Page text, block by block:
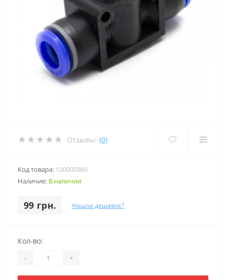
Отзывы: (0)
Код товара: 100000969
Наличие: В наличии
99 грн. Нашли дешевле?
Кол-во:
- +